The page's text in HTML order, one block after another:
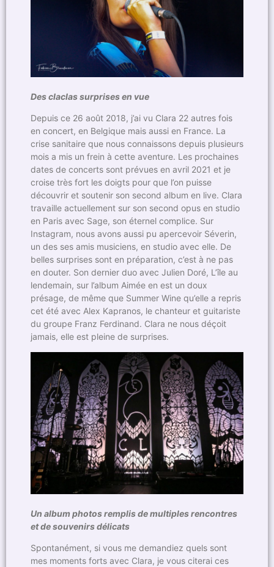
Des claclas surprises en vue
Depuis ce 26 août 2018, j’ai vu Clara 22 autres fois
en concert, en Belgique mais aussi en France. La
crise sanitaire que nous connaissons depuis plusieurs
mois a mis un frein à cette aventure. Les prochaines
dates de concerts sont prévues en avril 2021 et je
croise très fort les doigts pour que l’on puisse
découvrir et soutenir son second album en live. Clara
travaille actuellement sur son second opus en studio
en Paris avec Sage, son éternel complice. Sur
Instagram, nous avons aussi pu apercevoir Séverin,
un des ses amis musiciens, en studio avec elle. De
belles surprises sont en préparation, c’est à ne pas
en douter. Son dernier duo avec Julien Doré, L’île au
lendemain, sur l’album Aimée en est un doux
présage, de même que Summer Wine qu’elle a repris
cet été avec Alex Kapranos, le chanteur et guitariste
du groupe Franz Ferdinand. Clara ne nous déçoit
jamais, elle est pleine de surprises.
Un album photos remplis de multiples rencontres
et de souvenirs délicats
Spontanément, si vous me demandiez quels sont
mes moments forts avec Clara, je vous citerai ces